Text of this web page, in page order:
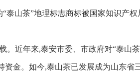
山茶”地理标志商标被国家知识产权
近年来,泰安市委、市政府对“泰山
金。如今,泰山茶已发展成为山东省